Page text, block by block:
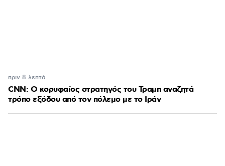
CNN: Ο κορυφαίος στρατηγός του Τραμπ αναζητά
τρόπο εξόδου από τον πόλεμο με το Ιράν
πριν 8 λεπτά